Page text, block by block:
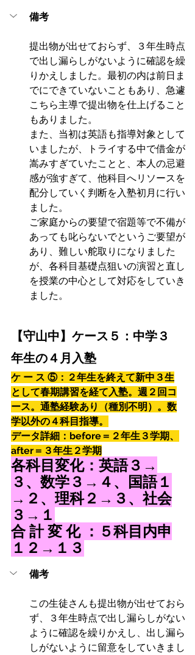
備考
提出物が出せておらず、３年生時点
で出し漏らしがないように確認を繰
りかえしました。最初の内は前日ま
でにできていないこともあり、急遽
こちら主導で提出物を仕上げること
もありました。
また、当初は英語も指導対象として
いましたが、トライする中で借金が
嵩みすぎていたことと、本人の忌避
感が強すぎて、他科目へリソースを
配分していく判断を入塾初月に行い
ました。
ご家庭からの要望で宿題等で不備が
あっても叱らないでというご要望が
あり、難しい舵取りになりました
が、各科目基礎点狙いの演習と直し
を授業の中心として対応をしていき
ました。
【守山中】ケース５：中学３
年生の４月入塾
ケ ー ス ⑤：２年生を終えて新中３生
として春期講習を経て入塾。週２回コ
ース。通塾経験あり（種別不明）。数
学以外の４科目指導。
データ詳細：before＝２年生３学期、
after＝３年生２学期
各科目変化：英語３→
３、数学３→４、国語１
→２、理科２→３、社会
３→１
合 計 変 化 ：５科目内申
１２→１３
備考
この生徒さんも提出物が出せておら
ず、３年生時点で出し漏らしがない
ように確認を繰りかえし、出し漏ら
しがないように留意をしていきまし